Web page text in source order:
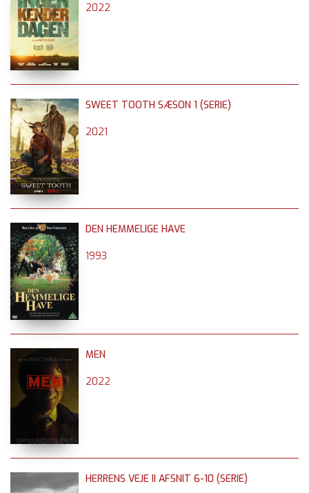
2022
SWEET TOOTH SÆSON 1 (SERIE)
2021
DEN HEMMELIGE HAVE
1993
MEN
2022
HERRENS VEJE II AFSNIT 6-10 (SERIE)